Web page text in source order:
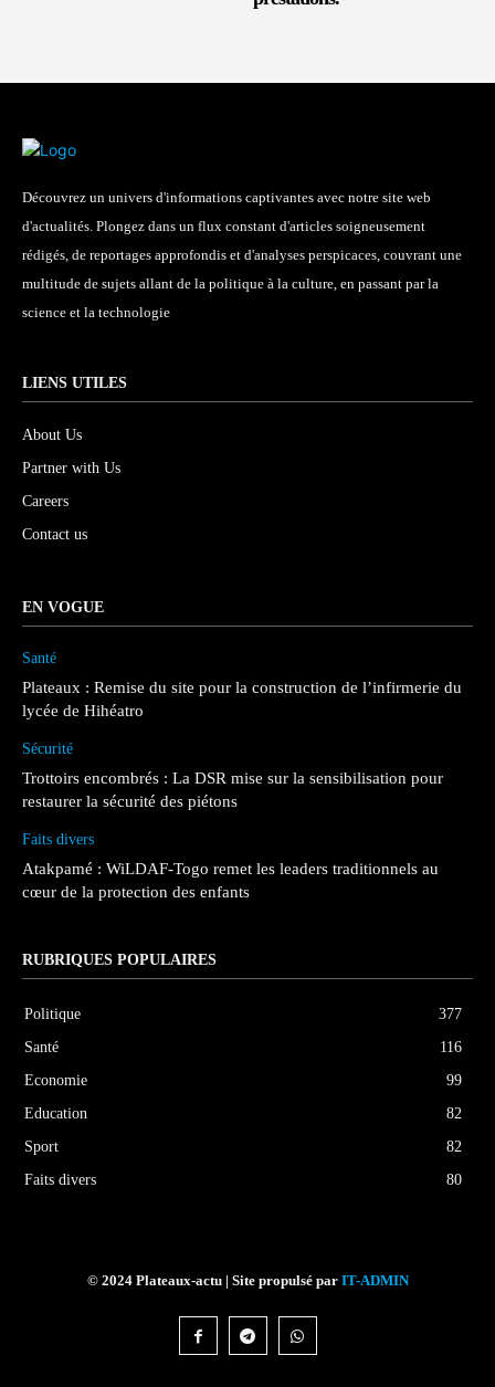
Découvrez un univers d'informations captivantes avec notre site web
d'actualités. Plongez dans un flux constant d'articles soigneusement
rédigés, de reportages approfondis et d'analyses perspicaces, couvrant une
multitude de sujets allant de la politique à la culture, en passant par la
science et la technologie
LIENS UTILES
About Us
Partner with Us
Careers
Contact us
EN VOGUE
Santé
Plateaux : Remise du site pour la construction de l’infirmerie du
lycée de Hihéatro
Sécurité
Trottoirs encombrés : La DSR mise sur la sensibilisation pour
restaurer la sécurité des piétons
Faits divers
Atakpamé : WiLDAF-Togo remet les leaders traditionnels au
cœur de la protection des enfants
RUBRIQUES POPULAIRES
Politique
377
Santé
116
Economie
99
Education
82
Sport
82
Faits divers
80
© 2024 Plateaux-actu | Site propulsé par IT-ADMIN